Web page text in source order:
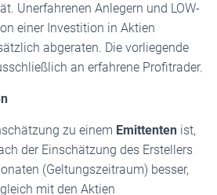
Unerfahrenen Anlegern und LOW-
einer Investition in Aktien
abgeraten. Die vorliegende
an erfahrene Profitrader.
zu einem Emittenten ist,
der Einschätzung des Erstellers
(Geltungszeitraum) besser,
mit den Aktien